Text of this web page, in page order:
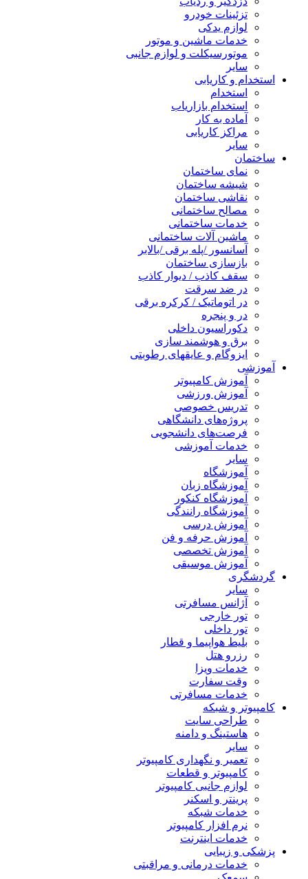
تزئینات خودرو
لوازم یدکی
خدمات ماشین و موتور
موتورسیکلت و لوازم جانبی
سایر
استخدام و کاریابی
استخدام
استخدام بازاریاب
آماده به کار
مراکز کاریابی
سایر
ساختمان
نمای ساختمان
شیشه ساختمان
نقاشی ساختمان
مصالح ساختمانی
خدمات ساختمانی
ماشین آلات ساختمانی
آسانسور /پله برقی /بالابر
بازسازی ساختمان
سقف کاذب / دیوار کاذب
در ضد سرقت
در اتوماتیک / کرکره برقی
در و پنجره
دکوراسیون داخلی
برق و هوشمند سازی
ایزوگام و عایقهای رطوبتی
آموزشی
آموزش کامپیوتر
آموزش ورزشی
تدریس خصوصی
پروژه‌های دانشگاهی
فرصت‌های دانشجویی
خدمات آموزشی
سایر
آموزشگاه
آموزشگاه زبان
آموزشگاه کنکور
آموزشگاه رانندگی
آموزش درسی
آموزش حرفه و فن
آموزش تخصصی
آموزش موسیقی
گردشگری
سایر
آژانس مسافرتی
تور خارجی
تور داخلی
بلیط هواپیما و قطار
رزرو هتل
خدمات ویزا
وقت سفارت
خدمات مسافرتی
کامپیوتر و شبکه
طراحی سایت
هاستینگ و دامنه
سایر
تعمیر و نگهداری کامپیوتر
کامپیوتر و قطعات
لوازم جانبی کامپیوتر
پرینتر و اسکنر
خدمات شبکه
نرم افزار کامپیوتر
خدمات اینترنت
پزشکی و زیبایی
خدمات درمانی و مراقبتی